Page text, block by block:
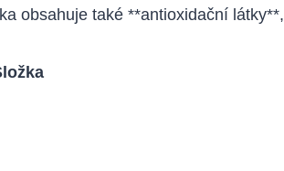
obsahuje také **antioxidační látky**,